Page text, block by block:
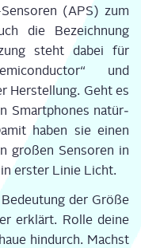
(APS) zum
die Bezeich­nung
steht dabei für
und
Her­stel­lung. Geht es
Smart­phones natür­
haben sie einen
gro­ßen Sen­so­ren in
ers­ter Linie Licht.
der Grö­ße
erklärt. Rol­le dei­ne
hin­durch. Machst